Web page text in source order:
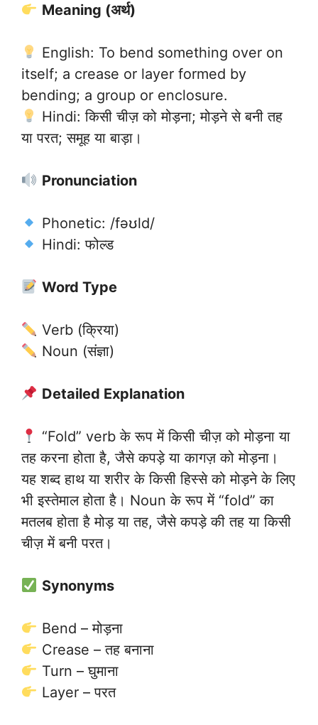
Meaning (अर्थ)
English: To bend something over on
itself; a crease or layer formed by
bending; a group or enclosure.
Hindi: किसी चीज़ को मोड़ना; मोड़ने से बनी तह
या परत; समूह या बाड़ा।
Pronunciation
Phonetic: /fəʊld/
Hindi: फोल्ड
Word Type
Verb (क्रिया)
Noun (संज्ञा)
Detailed Explanation
“Fold” verb के रूप में किसी चीज़ को मोड़ना या
तह करना होता है, जैसे कपड़े या कागज़ को मोड़ना।
यह शब्द हाथ या शरीर के किसी हिस्से को मोड़ने के लिए
भी इस्तेमाल होता है। Noun के रूप में “fold” का
मतलब होता है मोड़ या तह, जैसे कपड़े की तह या किसी
चीज़ में बनी परत।
Synonyms
Bend – मोड़ना
Crease – तह बनाना
Turn – घुमाना
Layer – परत